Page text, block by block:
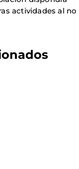
actividades al no